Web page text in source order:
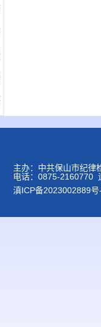
主办：中共保山市纪
电话：0875-2160770
滇ICP备2023002889号